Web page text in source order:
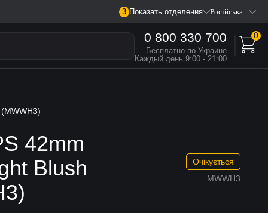
3 Показать отделения Російська
0 800 330 700
Бесплатно по Украине
Каждый день 9:00 - 21:00
0
42mm
Blush
MWWH3
Очікується